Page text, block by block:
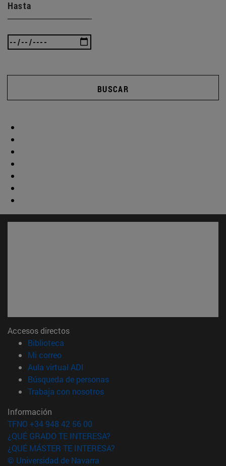
Hasta
BUSCAR
Accesos directos
Biblioteca
Mi correo(abre en nueva ventana)
Aula virtual ADI
Búsqueda de personas(abre en nueva ventana)
Trabaja con nosotros(abre en nueva ventana)
Información
TFNO +34 948 42 56 00
¿QUÉ GRADO TE INTERESA?
¿QUÉ MÁSTER TE INTERESA?
© Universidad de Navarra